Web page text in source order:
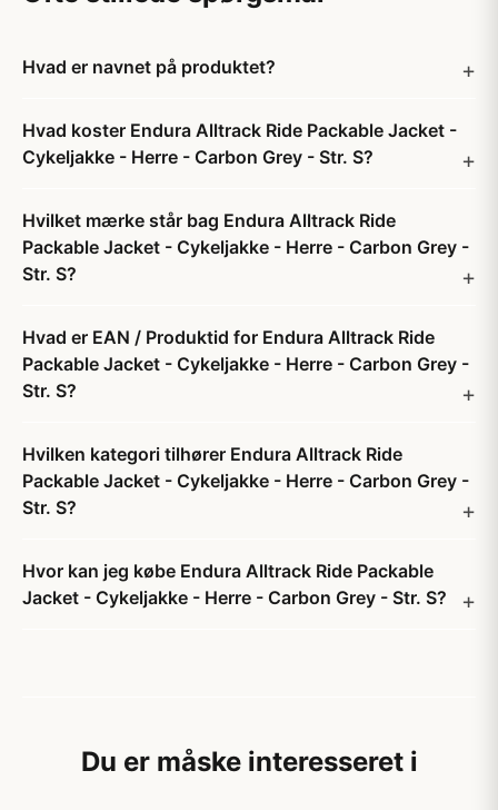
Hvad er navnet på produktet?
Hvad koster Endura Alltrack Ride Packable Jacket -
Cykeljakke - Herre - Carbon Grey - Str. S?
Hvilket mærke står bag Endura Alltrack Ride
Packable Jacket - Cykeljakke - Herre - Carbon Grey -
Str. S?
Hvad er EAN / Produktid for Endura Alltrack Ride
Packable Jacket - Cykeljakke - Herre - Carbon Grey -
Str. S?
Hvilken kategori tilhører Endura Alltrack Ride
Packable Jacket - Cykeljakke - Herre - Carbon Grey -
Str. S?
Hvor kan jeg købe Endura Alltrack Ride Packable
Jacket - Cykeljakke - Herre - Carbon Grey - Str. S?
Du er måske interesseret i